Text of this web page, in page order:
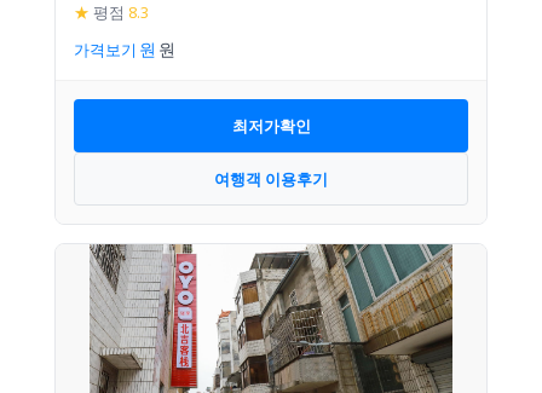
★ 평점 8.3
가격보기
최저가확인
여행객 이용후기